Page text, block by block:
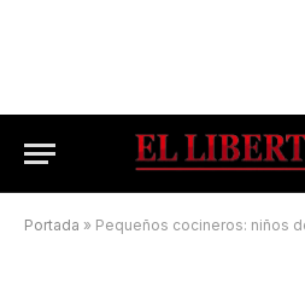
Portada » Pequeños cocineros: niños de 5 centros